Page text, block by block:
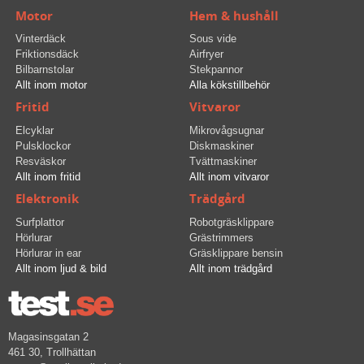
Magasinsgatan 2
461 30, Trollhättan
Motor
Vinterdäck
Friktionsdäck
Bilbarnstolar
Allt inom motor
Hem & hushåll
Sous vide
Airfryer
Stekpannor
Alla kökstillbehör
Fritid
Elcyklar
Pulsklockor
Resväskor
Allt inom fritid
Vitvaror
Mikrovågsugnar
Diskmaskiner
Tvättmaskiner
Allt inom vitvaror
Elektronik
Surfplattor
Hörlurar
Hörlurar in ear
Allt inom ljud & bild
Trädgård
Robotgräsklippare
Grästrimmers
Gräsklippare bensin
Allt inom trädgård